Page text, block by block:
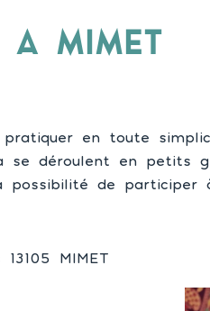
A MIMET
en toute
se déroulent en petits
possibilité de participer
MIMET